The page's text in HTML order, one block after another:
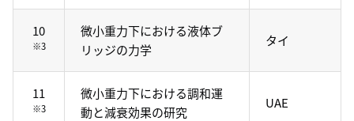
10
※3
微小重力下における液体ブ
リッジの力学
タイ
11
※3
微小重力下における調和運
動と減衰効果の研究
UAE